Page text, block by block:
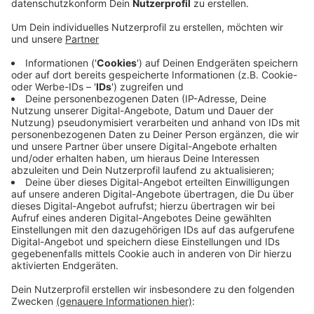
Themenfahrten.
Veröffentlicht:Mittwoch, 20.04.2022 12:24
Anzeige
Dazu gehören zum Beispiel Abendfahrten mit DJ-
Musik, Tanz in den Mai auf den Schiffen oder
Feiertagsbrunch an Bord. Allerdings machen sich die
hohen Preise für Kraftstoff auch bei den Bonner
Schiffen bemerkbar. So berechnet die Bonner
Personen Schiffahrt nun einen Euro extra pro Person
als Treibstoff-Zuschlag. Die BPS hofft aber, den
Zuschlag schnellstmöglich wieder abschaffen zu
können, wenn die Preise wieder sinken.